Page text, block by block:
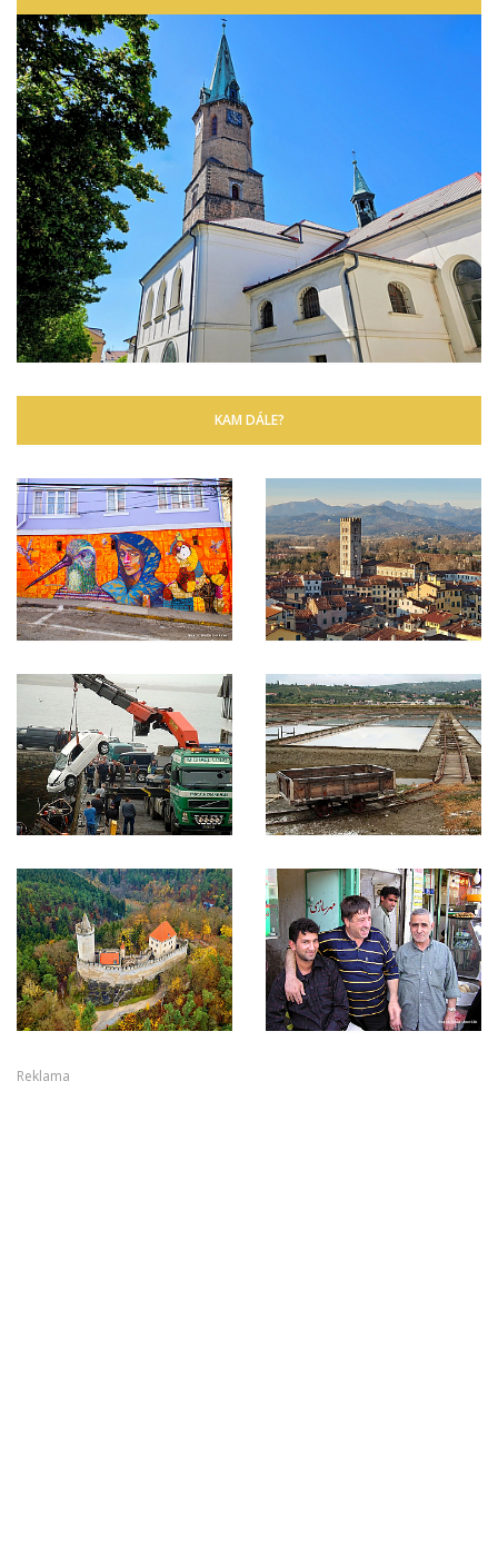
KAM DÁLE?
Reklama